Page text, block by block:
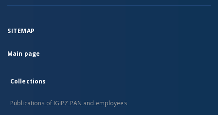
SITEMAP
Main page
Collections
Publications of IGiPZ PAN and employees